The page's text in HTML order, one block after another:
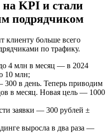
KPI и стали
подрядчиком
клиенту больше всего
по трафику.
4 млн в месяц — в 2024
10 млн;
в день. Теперь приводим
в месяц. Новая цель — 1000
заявки — 300 рублей ±
выросла в два раза —